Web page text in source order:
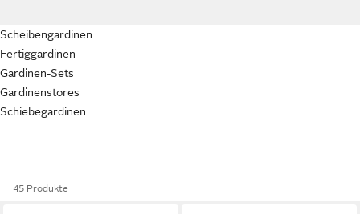
Scheibengardinen
Fertiggardinen
Gardinen-Sets
Gardinenstores
Schiebegardinen
45 Produkte